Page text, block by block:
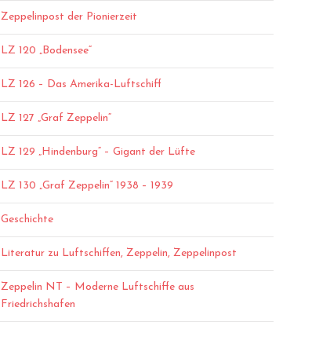
Zeppelinpost der Pionierzeit
LZ 120 „Bodensee“
LZ 126 – Das Amerika-Luftschiff
LZ 127 „Graf Zeppelin“
LZ 129 „Hindenburg“ – Gigant der Lüfte
LZ 130 „Graf Zeppelin“ 1938 – 1939
Geschichte
Literatur zu Luftschiffen, Zeppelin, Zeppelinpost
Zeppelin NT – Moderne Luftschiffe aus
Friedrichshafen